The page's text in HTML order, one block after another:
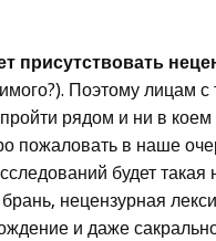
присутствовать
Поэтому лицам
рядом и ни в
пожаловать в наше
будет
нецензурная
и даже